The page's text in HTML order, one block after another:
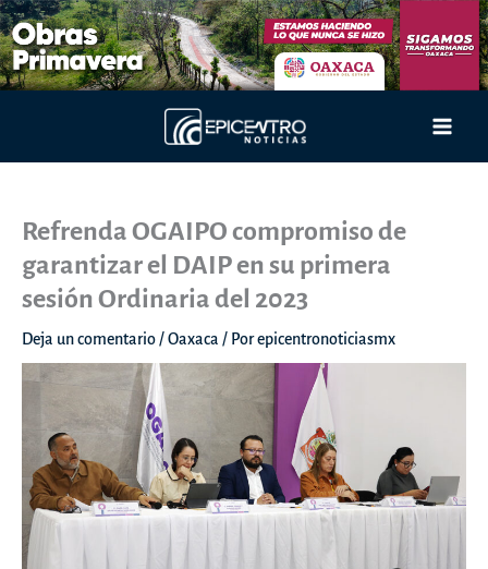
Ir
al
contenido
Refrenda OGAIPO compromiso de
garantizar el DAIP en su primera
sesión Ordinaria del 2023
Deja un comentario/Oaxaca / Porepicentronoticiasmx